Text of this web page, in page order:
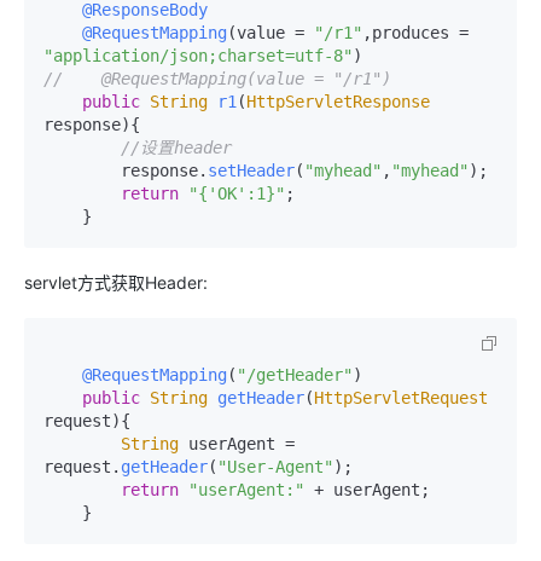
@ResponseBody
@RequestMapping (value = "/r1"
"application/json;charset=utf-8"
//    @RequestMapping(value = "/r1")
public String r1 (HttpServletResponse
response){
//设置header
        response.
setHeader( "myhead" , "myhead" );
return
"{'OK':1}" ;
servlet方式获取Header:
@RequestMapping ( "/getHeader" )
public String getHeader(HttpServletRequest
request){
String userAgent =
request. getHeader( "User-Agent" );
return
"userAgent:"
+ userAgent;